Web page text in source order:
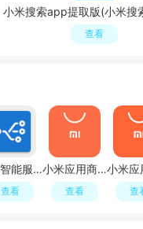
小米搜索app提取版(小米搜
查看
小米智能服务app安装包
查看
小米应用商店2026最新版正版
查看 查